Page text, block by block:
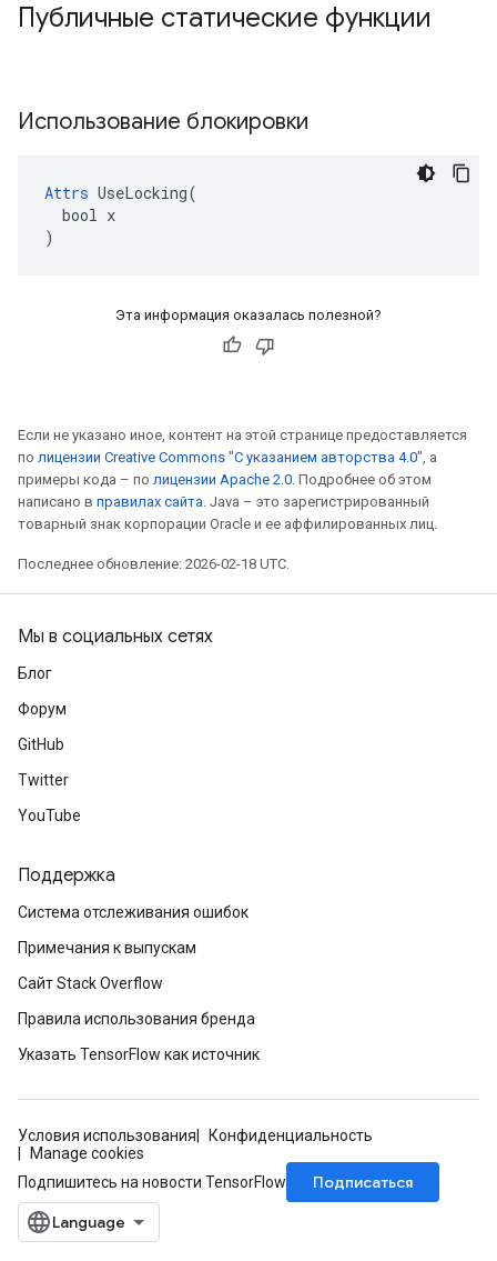
Публичные статические функции
Использование блокировки
Attrs UseLocking(
  bool x
)
Эта информация оказалась полезной?
Если не указано иное, контент на этой странице предоставляется
по лицензии Creative Commons "С указанием авторства 4.0", а
примеры кода – по лицензии Apache 2.0. Подробнее об этом
написано в правилах сайта. Java – это зарегистрированный
товарный знак корпорации Oracle и ее аффилированных лиц.
Последнее обновление: 2026-02-18 UTC.
Мы в социальных сетях
Блог
Форум
GitHub
Twitter
YouTube
Поддержка
Система отслеживания ошибок
Примечания к выпускам
Сайт Stack Overflow
Правила использования бренда
Указать TensorFlow как источник
Условия использования
Конфиденциальность
Manage cookies
Подпишитесь на новости TensorFlow
Подписаться